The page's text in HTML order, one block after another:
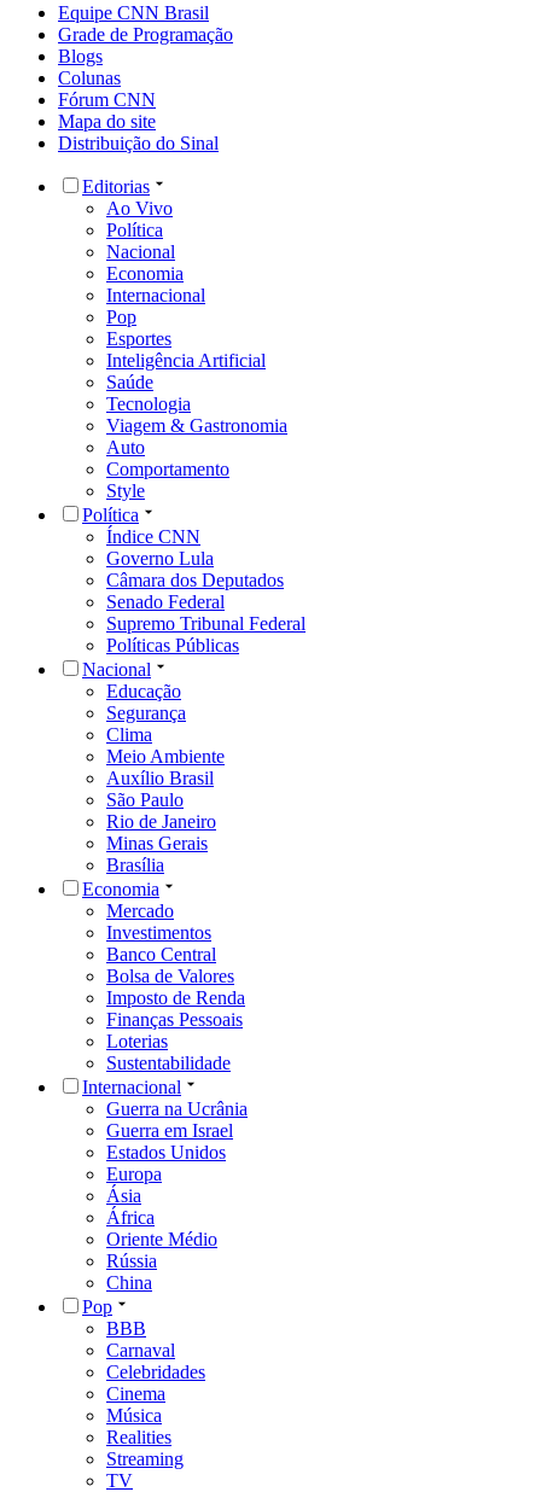
Equipe CNN Brasil
Grade de Programação
Blogs
Colunas
Fórum CNN
Mapa do site
Distribuição do Sinal
Editorias
Ao Vivo
Política
Nacional
Economia
Internacional
Pop
Esportes
Inteligência Artificial
Saúde
Tecnologia
Viagem & Gastronomia
Auto
Comportamento
Style
Política
Índice CNN
Governo Lula
Câmara dos Deputados
Senado Federal
Supremo Tribunal Federal
Políticas Públicas
Nacional
Educação
Segurança
Clima
Meio Ambiente
Auxílio Brasil
São Paulo
Rio de Janeiro
Minas Gerais
Brasília
Economia
Mercado
Investimentos
Banco Central
Bolsa de Valores
Imposto de Renda
Finanças Pessoais
Loterias
Sustentabilidade
Internacional
Guerra na Ucrânia
Guerra em Israel
Estados Unidos
Europa
Ásia
África
Oriente Médio
Rússia
China
Pop
BBB
Carnaval
Celebridades
Cinema
Música
Realities
Streaming
TV